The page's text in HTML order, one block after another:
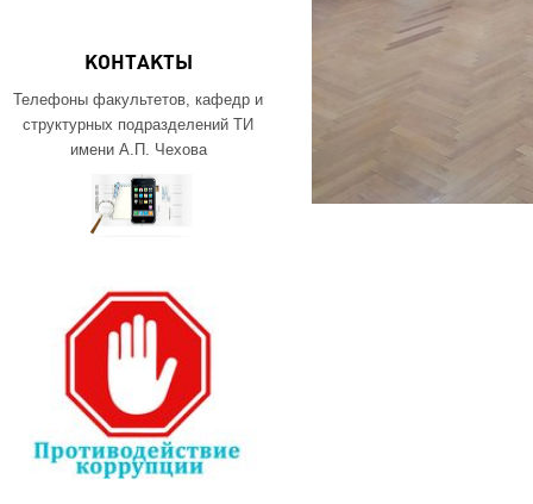
КОНТАКТЫ
Телефоны факультетов, кафедр и
структурных подразделений ТИ
имени А.П. Чехова